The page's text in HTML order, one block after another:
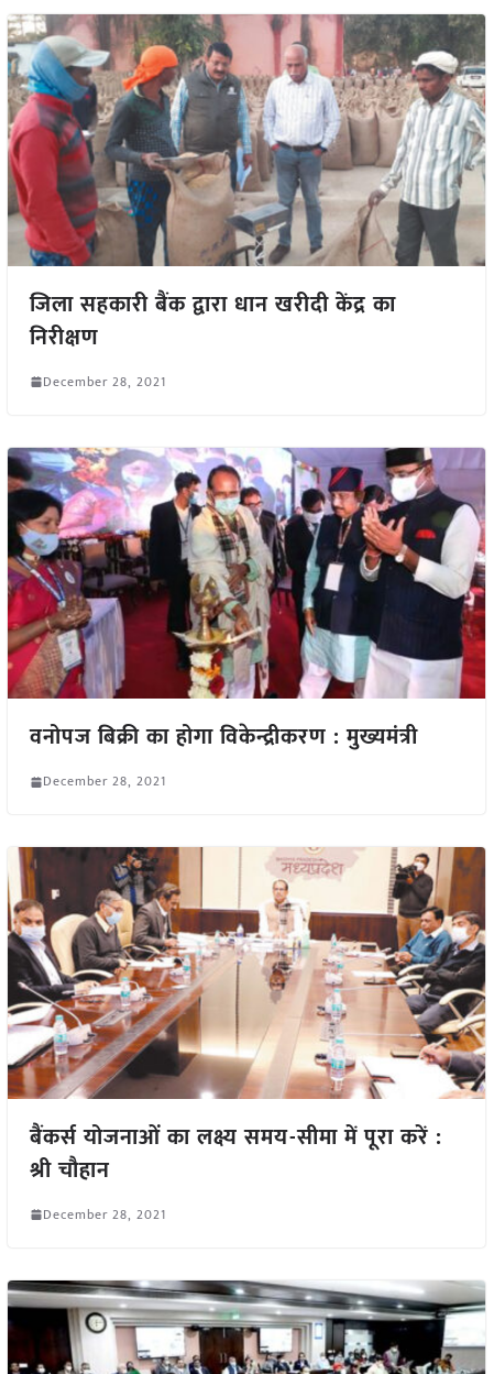
जिला सहकारी बैंक द्वारा धान खरीदी केंद्र का
निरीक्षण
December 28, 2021
वनोपज बिक्री का होगा विकेन्द्रीकरण : मुख्यमंत्री
December 28, 2021
बैंकर्स योजनाओं का लक्ष्य समय-सीमा में पूरा करें :
श्री चौहान
December 28, 2021